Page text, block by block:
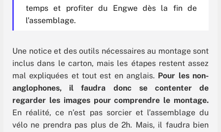
temps et profiter du Engwe dès la fin de
l’assemblage.
Une notice et des outils nécessaires au montage sont
inclus dans le carton, mais les étapes restent assez
mal expliquées et tout est en anglais. Pour les non-
anglophones, il faudra donc se contenter de
regarder les images pour comprendre le montage.
En réalité, ce n’est pas sorcier et l’assemblage du
vélo ne prendra pas plus de 2h. Mais, il faudra bien